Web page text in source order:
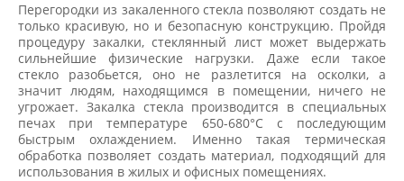
Перегородки из закаленного стекла позволяют создать не
только красивую, но и безопасную конструкцию. Пройдя
процедуру закалки, стеклянный лист может выдержать
сильнейшие физические нагрузки. Даже если такое
стекло разобьется, оно не разлетится на осколки, а
значит людям, находящимся в помещении, ничего не
угрожает. Закалка стекла производится в специальных
печах при температуре 650-680°C с последующим
быстрым охлаждением. Именно такая термическая
обработка позволяет создать материал, подходящий для
использования в жилых и офисных помещениях.